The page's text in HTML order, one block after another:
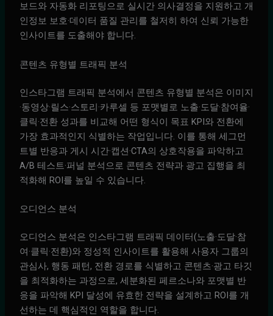
보드와 자동화 리포팅으로 실시간 의사결정을 지원하고 개
인정보 보호·데이터 품질 관리를 철저히 하여 신뢰 가능한
인사이트를 도출해야 합니다.
콘텐츠 유형별 트래픽 분석
인스타그램 트래픽 분석에서 콘텐츠 유형별 분석은 이미지
·동영상·릴스·스토리·카루셀 등 포맷별로 노출·도달·참여율·
클릭·전환 성과를 비교해 어떤 형식이 목표 KPI와 전환에
가장 효과적인지 식별하는 작업입니다. 이를 통해 세그먼
트별 반응과 게시 시간·캡션·CTA의 상호작용을 파악하고
A/B 테스트·퍼널 분석으로 콘텐츠 전략과 광고 집행을 최
적화해 ROI를 높일 수 있습니다.
오디언스 분석
오디언스 분석은 인스타그램 트래픽 데이터(노출·도달·참
여·클릭·전환)와 정성적 인사이트를 활용해 사용자 그룹의
관심사, 행동 패턴, 전환 경로를 식별하고 콘텐츠·광고 타깃
을 최적화하는 과정으로, 세분화된 페르소나와 포맷별 반
응을 파악해 KPI 달성에 유효한 전략을 설계하고 ROI를 개
선하는 데 핵심적인 역할을 합니다.